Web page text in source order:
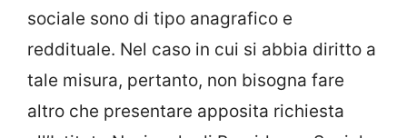
sociale sono di tipo anagrafico e
reddituale. Nel caso in cui si abbia diritto a
tale misura, pertanto, non bisogna fare
altro che presentare apposita richiesta